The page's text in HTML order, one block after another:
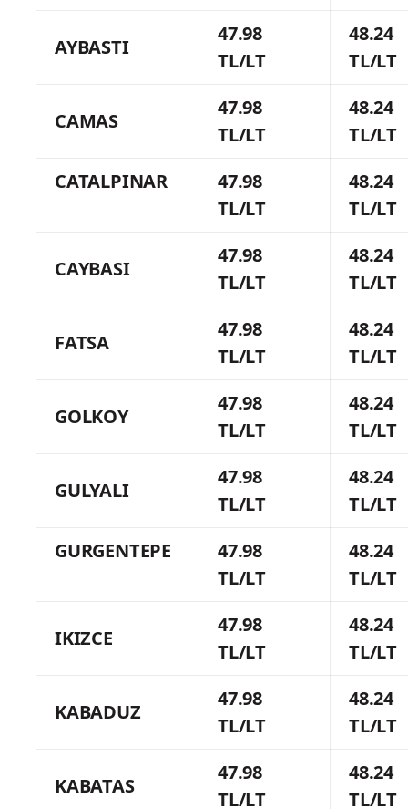
AYBASTI
47.98
TL/LT
48.24
TL/LT
CAMAS
47.98
TL/LT
48.24
TL/LT
CATALPINAR
47.98
TL/LT
48.24
TL/LT
CAYBASI
47.98
TL/LT
48.24
TL/LT
FATSA
47.98
TL/LT
48.24
TL/LT
GOLKOY
47.98
TL/LT
48.24
TL/LT
GULYALI
47.98
TL/LT
48.24
TL/LT
GURGENTEPE
47.98
TL/LT
48.24
TL/LT
IKIZCE
47.98
TL/LT
48.24
TL/LT
KABADUZ
47.98
TL/LT
48.24
TL/LT
KABATAS
47.98
TL/LT
48.24
TL/LT